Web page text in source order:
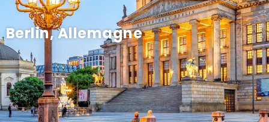
Berlin, Allemagne